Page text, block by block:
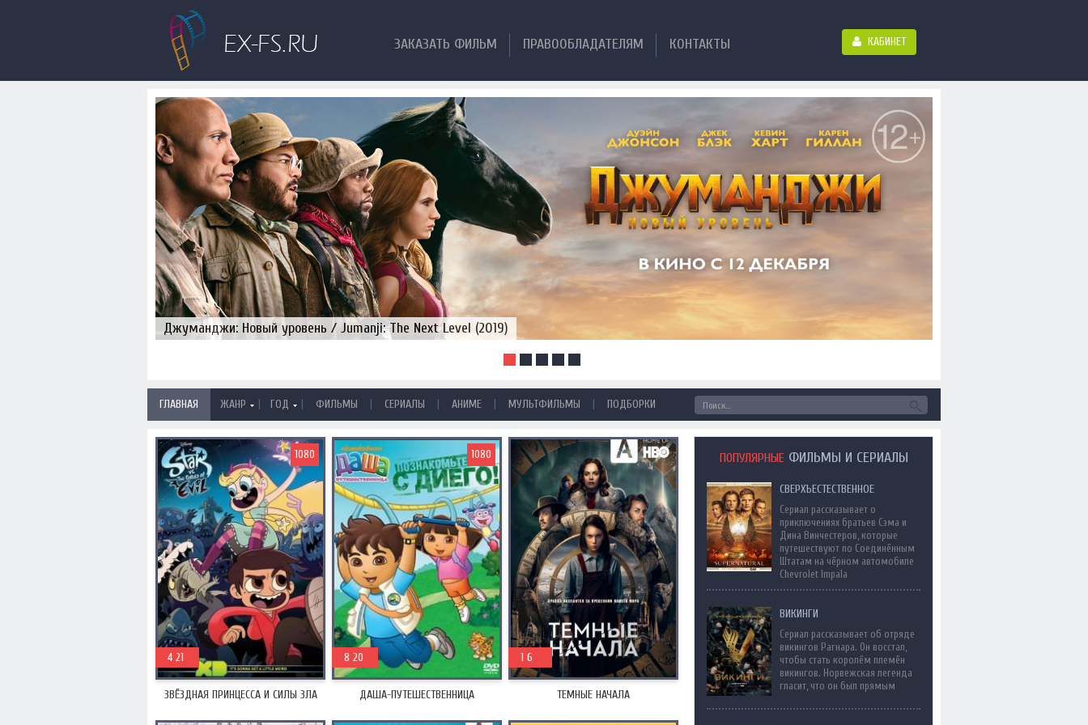
ЗАКАЗАТЬ ФИЛЬМ ПРАВООБЛАДАТЕЛЯМ КОНТАКТЫ КАБИНЕТ
Джуманджи: Новый уровень / Jumanji: The Next Level (2019)
ГЛАВНАЯ ЖАНР | ГОД | ФИЛЬМЫ | СЕРИАЛЫ | АНИМЕ | МУЛЬТФИЛЬМЫ | ПОДБОРКИ
ЗВЁЗДНАЯ ПРИНЦЕССА И СИЛЫ ЗЛА
2015
1080
4 21
ДАША-ПУТЕШЕСТВЕННИЦА
2000
1080
8 20
ТЕМНЫЕ НАЧАЛА
2019
1 6
ПОПУЛЯРНЫЕ ФИЛЬМЫ И СЕРИАЛЫ
СВЕРХЪЕСТЕСТВЕННОЕ
Сериал рассказывает о
приключениях братьев Сэма и
Дина Винчестеров, которые
путешествуют по Соединённым
Штатам на чёрном автомобиле
Chevrolet Impala
ВИКИНГИ
Сериал рассказывает об отряде
викингов Рагнара. Он восстал,
чтобы стать королём племён
викингов. Норвежская легенда
гласит, что он был прямым